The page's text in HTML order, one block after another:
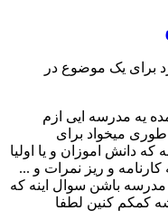
برای یک موضوع در
یه مدرسه ایی ازم
میخواد برای
که دانش اموزان و یا اولیا
کارنامه و ریز نمرات و ...
مدرسه باشن سوال اینه که
کمکم کنین لطفا